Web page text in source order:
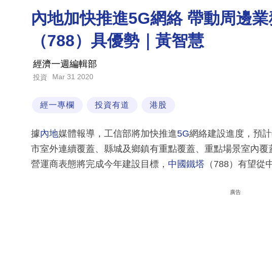
內地加快推進5G網絡 帶動周邊
（788）具優勢｜黃智慧
經濟一週編輯部
投資 Mar 31 2020
經一專欄 投資有道 港股
據內地媒體報導，工信部將加快推進5G網絡建設進度，預
市室外連續覆蓋、縣城及鄉鎮有重點覆蓋、重點場景室內
營運商表態將完成今年建設目標， 中國鐵塔 （788）有望從
廣告